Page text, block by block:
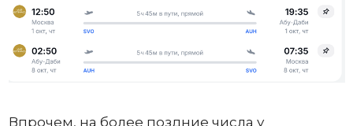
Впрочем, на более поздние числа у